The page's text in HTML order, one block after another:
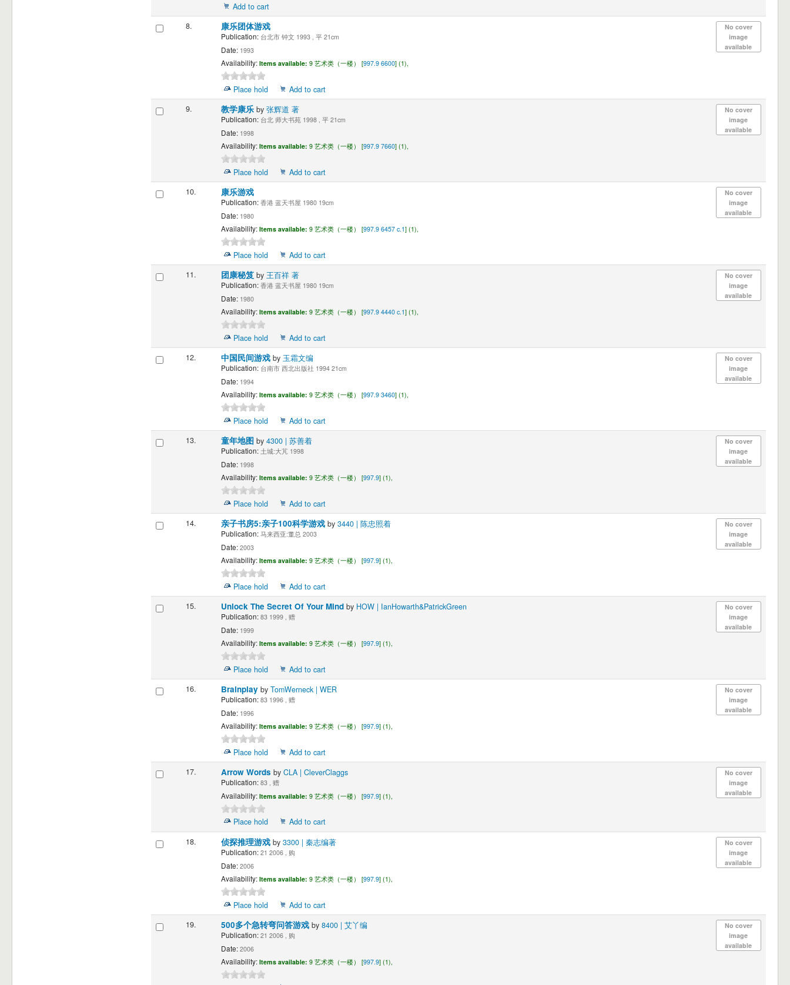
Add to cart
8.
No cover
image
available
康乐团体游戏
Publication:台北市 钟文 1993 , 平 21cm
Date:1993
Availability: Items available: 9 艺术类（一楼） [997.9 6600] (1),
Place hold
Add to cart
9.
No cover
image
available
教学康乐 by 张辉道 著
Publication:台北 师大书苑 1998 , 平 21cm
Date:1998
Availability: Items available: 9 艺术类（一楼） [997.9 7660] (1),
Place hold
Add to cart
10.
No cover
image
available
康乐游戏
Publication:香港 蓝天书屋 1980 19cm
Date:1980
Availability: Items available: 9 艺术类（一楼） [997.9 6457 c.1] (1),
Place hold
Add to cart
11.
No cover
image
available
团康秘笈 by 王百祥 著
Publication:香港 蓝天书屋 1980 19cm
Date:1980
Availability: Items available: 9 艺术类（一楼） [997.9 4440 c.1] (1),
Place hold
Add to cart
12.
No cover
image
available
中国民间游戏 by 玉霜文编
Publication:台南市 西北出版社 1994 21cm
Date:1994
Availability: Items available: 9 艺术类（一楼） [997.9 3460] (1),
Place hold
Add to cart
13.
No cover
image
available
童年地图 by 4300 | 苏善着
Publication:土城:大芃 1998
Date:1998
Availability: Items available: 9 艺术类（一楼） [997.9] (1),
Place hold
Add to cart
14.
No cover
image
available
亲子书房5:亲子100科学游戏 by 3440 | 陈忠照着
Publication:马来西亚:董总 2003
Date:2003
Availability: Items available: 9 艺术类（一楼） [997.9] (1),
Place hold
Add to cart
15.
No cover
image
available
Unlock The Secret Of Your Mind by HOW | IanHowarth&PatrickGreen
Publication:83 1999 , 赠
Date:1999
Availability: Items available: 9 艺术类（一楼） [997.9] (1),
Place hold
Add to cart
16.
No cover
image
available
Brainplay by TomWerneck | WER
Publication:83 1996 , 赠
Date:1996
Availability: Items available: 9 艺术类（一楼） [997.9] (1),
Place hold
Add to cart
17.
No cover
image
available
Arrow Words by CLA | CleverClaggs
Publication:83 , 赠
Availability: Items available: 9 艺术类（一楼） [997.9] (1),
Place hold
Add to cart
18.
No cover
image
available
侦探推理游戏 by 3300 | 秦志编著
Publication:21 2006 , 购
Date:2006
Availability: Items available: 9 艺术类（一楼） [997.9] (1),
Place hold
Add to cart
19.
No cover
image
available
500多个急转弯问答游戏 by 8400 | 艾丫编
Publication:21 2006 , 购
Date:2006
Availability: Items available: 9 艺术类（一楼） [997.9] (1),